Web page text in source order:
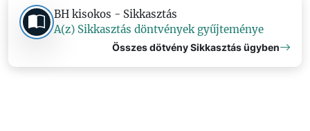
BH kisokos - Sikkasztás
A(z) Sikkasztás döntvények gyűjteménye
Összes dötvény Sikkasztás ügyben